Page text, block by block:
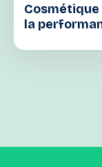
Cosmétique
la